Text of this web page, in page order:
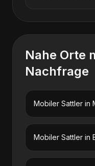
Nahe Orte
Nachfrage
Mobiler Sattler in
Mobiler Sattler in